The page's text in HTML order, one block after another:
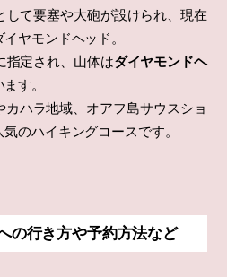
して要塞や大砲が設けられ、現在
ヤモンドヘッド。
指定され、山体はダイヤモンドヘ
す。
ハラ地域、オアフ島サウスショ
のハイキングコースです。
の行き方や予約方法など